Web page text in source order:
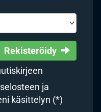
Rekisteröidy
ja
käsittelyn (*)